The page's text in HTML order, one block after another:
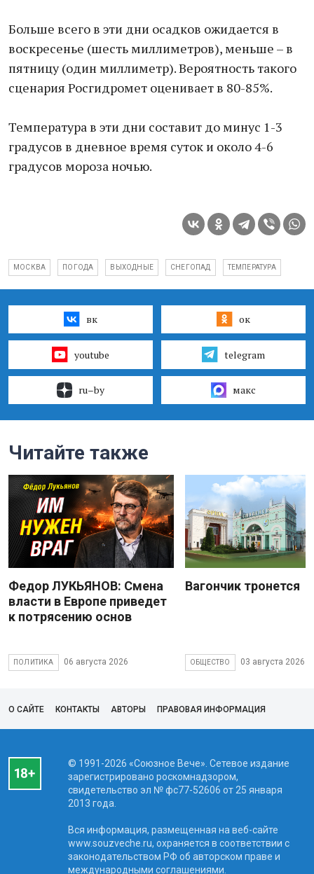
Больше всего в эти дни осадков ожидается в
воскресенье (шесть миллиметров), меньше – в
пятницу (один миллиметр). Вероятность такого
сценария Росгидромет оценивает в 80-85%.
Температура в эти дни составит до минус 1-3
градусов в дневное время суток и около 4-6
градусов мороза ночью.
МОСКВА ПОГОДА ВЫХОДНЫЕ СНЕГОПАД ТЕМПЕРАТУРА
вк ок
youtube telegram
ru–by макс
Читайте также
Федор ЛУКЬЯНОВ: Смена
власти в Европе приведет
к потрясению основ
ПОЛИТИКА 06 августа 2026
Вагончик тронется
ОБЩЕСТВО 03 августа 2026
О САЙТЕ КОНТАКТЫ АВТОРЫ ПРАВОВАЯ ИНФОРМАЦИЯ
© 1991-2026 «Союзное Вече». Сетевое издание
зарегистрировано роскомнадзором,
свидетельство эл № фc77-52606 от 25 января
2013 года.
Вся информация, размещенная на веб-сайте
www.souzveche.ru, охраняется в соответствии с
законодательством РФ об авторском праве и
международными соглашениями.